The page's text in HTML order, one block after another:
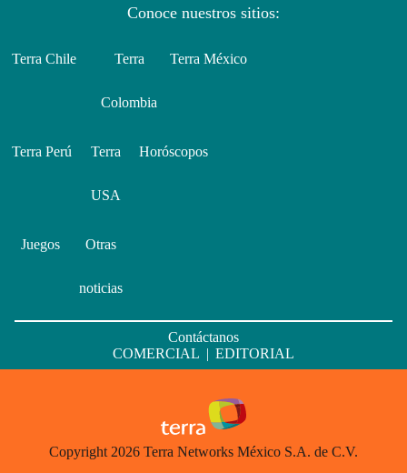
Conoce nuestros sitios:
Terra Chile Terra
Colombia
Terra México
Terra Perú Terra
USA
Horóscopos
Juegos Otras
noticias
Contáctanos
COMERCIAL | EDITORIAL
Copyright 2026 Terra Networks México S.A. de C.V.